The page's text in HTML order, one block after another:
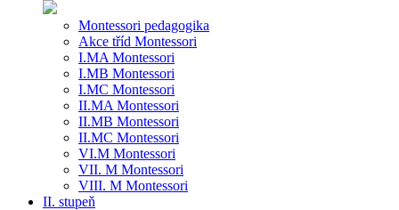
Montessori pedagogika
Akce tříd Montessori
I.MA Montessori
I.MB Montessori
I.MC Montessori
II.MA Montessori
II.MB Montessori
II.MC Montessori
VI.M Montessori
VII. M Montessori
VIII. M Montessori
II. stupeň